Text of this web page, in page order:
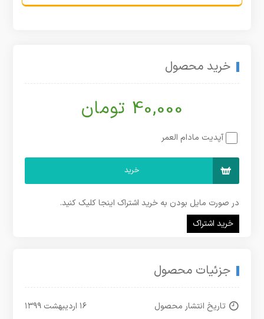
خرید محصول
40,000 تومان
آپدیت مادام العمر
خرید
در صورت مایل بودن به خرید اشتراک اینجا کلیک کنید.
خرید اشتراک
جزئیات محصول
تاریخ انتشار محصول
۱۶ اردیبهشت ۱۳۹۹